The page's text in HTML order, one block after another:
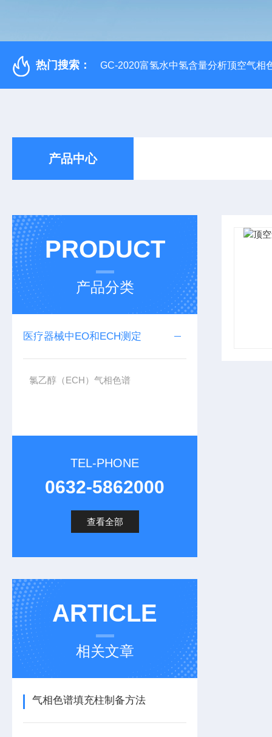
热门搜索： GC-2020富氢水中氢含量分析顶空气相
产品中心
PRODUCT
产品分类
医疗器械中EO和ECH测定
氯乙醇（ECH）气相色谱
TEL-PHONE
0632-5862000
查看全部
ARTICLE
相关文章
气相色谱填充柱制备方法